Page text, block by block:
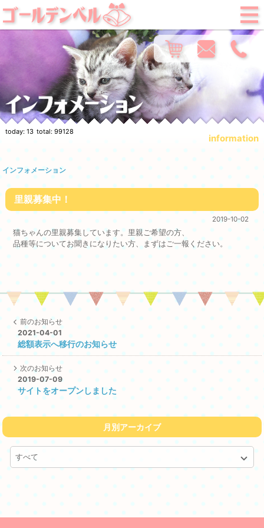
today: 13 total: 99128
information
インフォメーション
里親募集中！
2019-10-02
猫ちゃんの里親募集しています。里親ご希望の方、
品種等についてお聞きになりたい方、まずはご一報ください。
前のお知らせ
2021-04-01
総額表示へ移行のお知らせ
次のお知らせ
2019-07-09
サイトをオープンしました
月別アーカイブ
すべて